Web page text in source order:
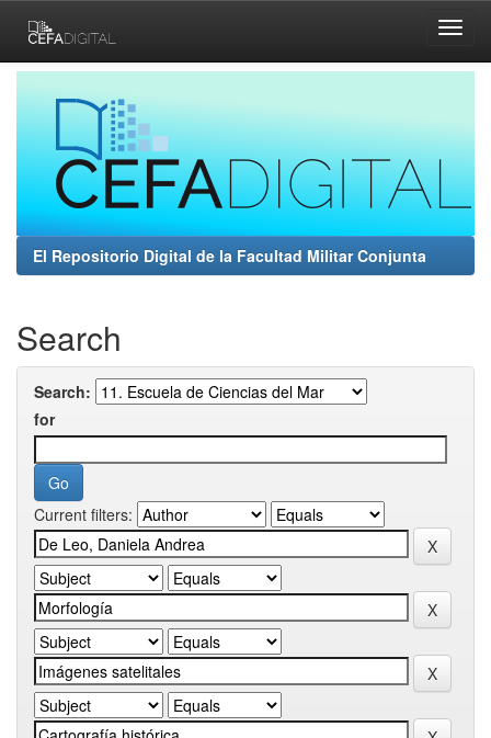
navigation
El Repositorio Digital de la Facultad Militar Conjunta
Search
Search:
for
Current filters: